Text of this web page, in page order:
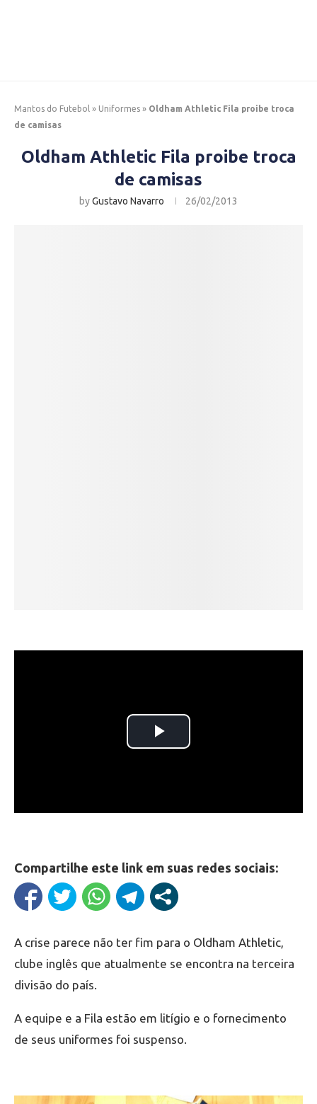
Mantos do Futebol » Uniformes » Oldham Athletic Fila proibe troca
de camisas
Oldham Athletic Fila proibe troca
de camisas
byGustavo Navarro 26/02/2013
Compartilhe este link em suas redes sociais:
A crise parece não ter fim para o Oldham Athletic,
clube inglês que atualmente se encontra na terceira
divisão do país.
A equipe e a Fila estão em litígio e o fornecimento
de seus uniformes foi suspenso.